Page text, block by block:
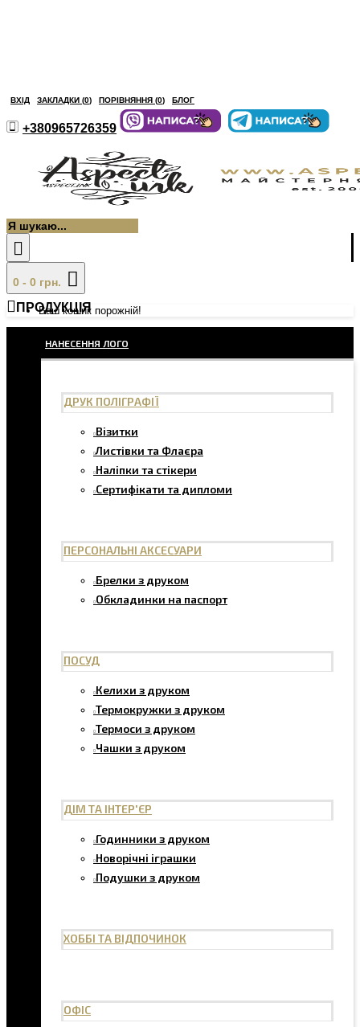
ВХІД ЗАКЛАДКИ (0) ПОРІВНЯННЯ (0) БЛОГ
+380965726359
0 - 0 грн.
Ваш кошик порожній!
ПРОДУКЦІЯ
НАНЕСЕННЯ ЛОГО
ДРУК ПОЛІГРАФІЇ
Візитки
Листівки та Флаєра
Наліпки та стікери
Сертифікати та дипломи
ПЕРСОНАЛЬНІ АКСЕСУАРИ
Брелки з друком
Обкладинки на паспорт
ПОСУД
Келихи з друком
Термокружки з друком
Термоси з друком
Чашки з друком
ДІМ ТА ІНТЕР'ЄР
Годинники з друком
Новорічні іграшки
Подушки з друком
ХОББІ ТА ВІДПОЧИНОК
ОФІС